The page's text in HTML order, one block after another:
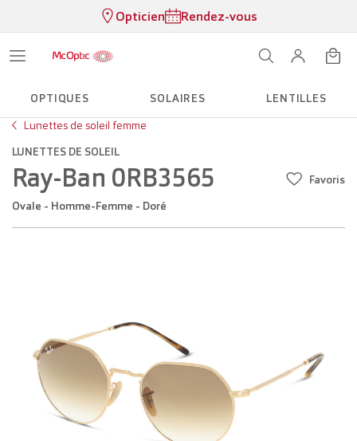
Opticien Rendez-vous
OPTIQUES SOLAIRES
LENTILLES
Lunettes de soleil femme
LUNETTES DE SOLEIL
Ray-Ban 0RB3565
Ovale - Homme-Femme - Doré
Favoris